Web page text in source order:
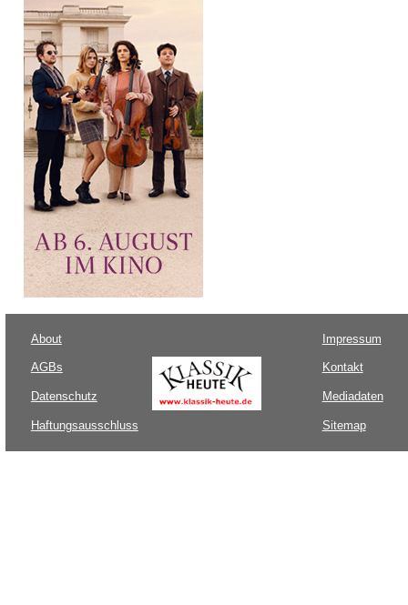
About
AGBs
Datenschutz
Haftungsausschluss
Impressum
Kontakt
Mediadaten
Sitemap